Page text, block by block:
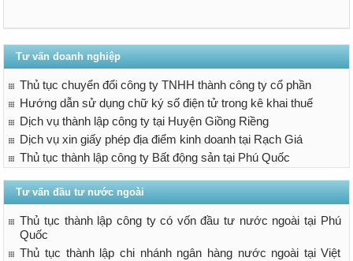
Tư vấn doanh nghiệp
Thủ tục chuyển đổi công ty TNHH thành công ty cổ phần
Hướng dẫn sử dụng chữ ký số điện tử trong kê khai thuế
Dịch vụ thành lập công ty tại Huyện Giồng Riềng
Dịch vụ xin giấy phép địa điểm kinh doanh tại Rạch Giá
Thủ tục thành lập công ty Bất động sản tại Phú Quốc
Tư vấn đầu tư nước ngoài
Thủ tục thành lập công ty có vốn đầu tư nước ngoài tại Phú
Quốc
Thủ tục thành lập chi nhánh ngân hàng nước ngoài tại Việt